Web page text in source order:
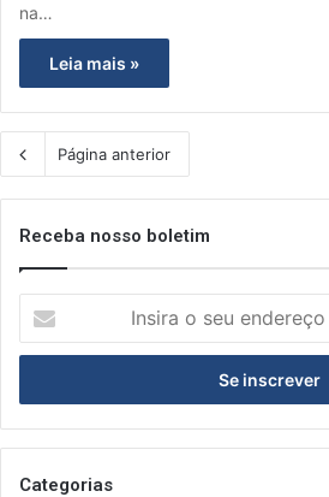
na…
Leia mais »
Página anterior
Receba nosso boletim
s
r
a
s
Categorias